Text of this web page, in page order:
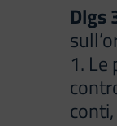
Dlgs
1.